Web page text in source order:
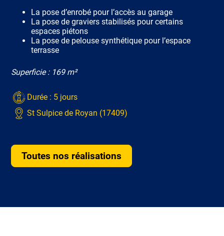
La pose d’enrobé pour l’accès au garage
La pose de graviers stabilisés pour certains
espaces piétons
La pose de pelouse synthétique pour l’espace
terrasse
Superficie : 169 m²
Durée : 5 jours
St Sulpice de Royan (17409)
Toutes nos réalisations